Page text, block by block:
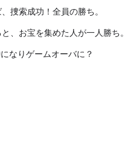
捜索成功！全員の勝ち。
、お宝を集めた人が一人勝ち。
なりゲームオーバに？